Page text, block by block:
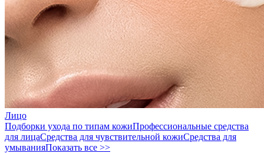
Лицо
Подборки ухода по типам кожиПрофессиональные средства
для лицаСредства для чувствительной кожиСредства для
умыванияПоказать все >>